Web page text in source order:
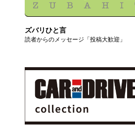
ズバリひと言
読者からのメッセージ「投稿大歓迎」